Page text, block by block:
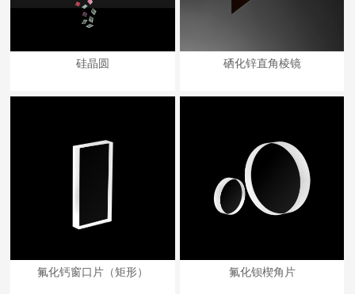
硅晶圆 硒化锌直角棱镜
氟化钙窗口片（矩形） 氟化钡楔角片